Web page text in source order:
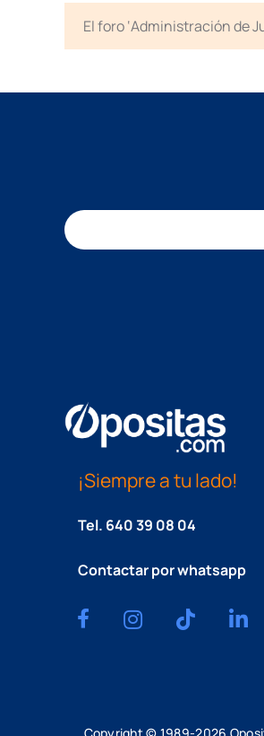
El foro ‘Administración de
¡Siempre a tu lado!
Tel. 640 39 08 04
Contactar por whatsapp